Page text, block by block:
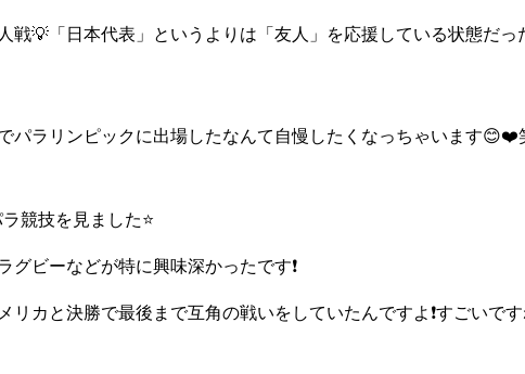
💡「日本代表」というよりは「友人」を応援している状態だ
パラリンピックに出場したなんて自慢したくなっちゃいます😊❤️
競技を見ました⭐
ビーなどが特に興味深かったです❗
カと決勝で最後まで互角の戦いをしていたんですよ❗すごいで